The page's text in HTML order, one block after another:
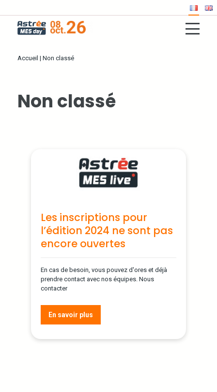
Accueil | Non classé
Non classé
Les inscriptions pour
l’édition 2024 ne sont pas
encore ouvertes
En cas de besoin, vous pouvez d'ores et déjà
prendre contact avec nos équipes. Nous
contacter
En savoir plus